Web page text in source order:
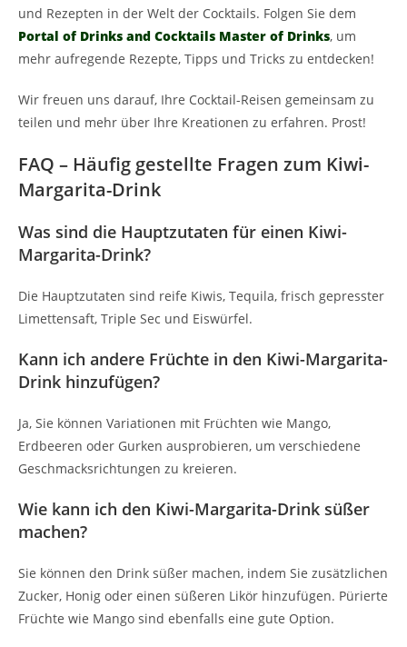
und Rezepten in der Welt der Cocktails. Folgen Sie dem
Portal of Drinks and Cocktails Master of Drinks, um
mehr aufregende Rezepte, Tipps und Tricks zu entdecken!
Wir freuen uns darauf, Ihre Cocktail-Reisen gemeinsam zu
teilen und mehr über Ihre Kreationen zu erfahren. Prost!
FAQ – Häufig gestellte Fragen zum Kiwi-
Margarita-Drink
Was sind die Hauptzutaten für einen Kiwi-
Margarita-Drink?
Die Hauptzutaten sind reife Kiwis, Tequila, frisch gepresster
Limettensaft, Triple Sec und Eiswürfel.
Kann ich andere Früchte in den Kiwi-Margarita-
Drink hinzufügen?
Ja, Sie können Variationen mit Früchten wie Mango,
Erdbeeren oder Gurken ausprobieren, um verschiedene
Geschmacksrichtungen zu kreieren.
Wie kann ich den Kiwi-Margarita-Drink süßer
machen?
Sie können den Drink süßer machen, indem Sie zusätzlichen
Zucker, Honig oder einen süßeren Likör hinzufügen. Pürierte
Früchte wie Mango sind ebenfalls eine gute Option.